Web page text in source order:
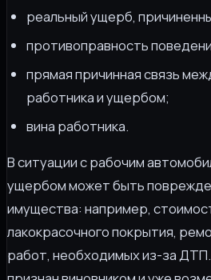
реальный ущерб,
противоправность
прямая причинная связь
работника и ущербом;
вина работника.
В ситуации с рабочим
ущербом может быть
имущества: например,
лакокрасочного покрытия,
работ, необходимых из-за